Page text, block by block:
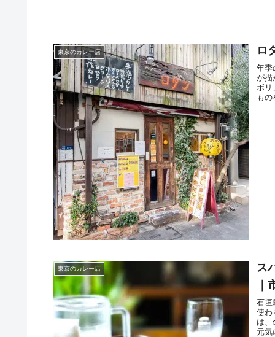
東京のカレー店 ロ
年季
が描
ボリ
も
東京のカレー店
ス
石垣
使わ
は、
元気